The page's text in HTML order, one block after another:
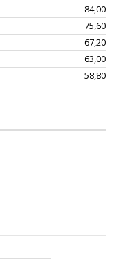
84,00
75,60
67,20
63,00
58,80